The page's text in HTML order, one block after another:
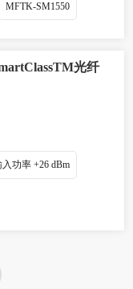
MFTK-SM1550
光纤
功率 +26 dBm